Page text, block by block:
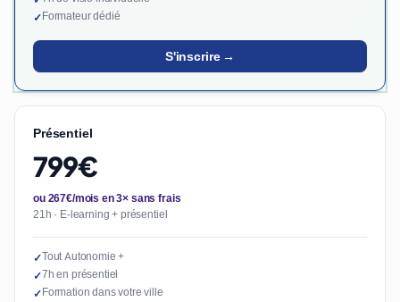
✓Formateur dédié
S'inscrire →
Présentiel
799€
ou 267€/mois en 3× sans frais
21h · E-learning + présentiel
✓Tout Autonomie +
✓7h en présentiel
✓Formation dans votre ville